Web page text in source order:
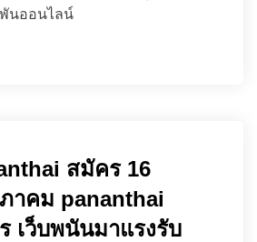
พันออนไลน์
สมัคร 16
าคม pananthai
เว็บพนันมาแรงรับ